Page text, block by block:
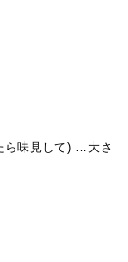
ら味見して) …大さ